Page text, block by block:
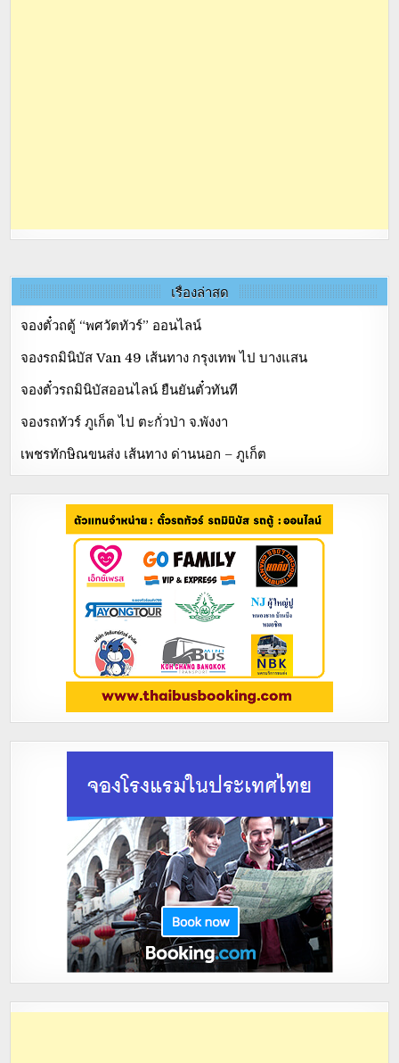
เรื่องล่าสุด
จองตั๋วถตู้ “พศวัตทัวร์” ออนไลน์
จองรถมินิบัส Van 49 เส้นทาง กรุงเทพ ไป บางแสน
จองตั๋วรถมินิบัสออนไลน์ ยืนยันตั๋วทันที
จองรถทัวร์ ภูเก็ต ไป ตะกั่วป่า จ.พังงา
เพชรทักษิณขนส่ง เส้นทาง ด่านนอก – ภูเก็ต